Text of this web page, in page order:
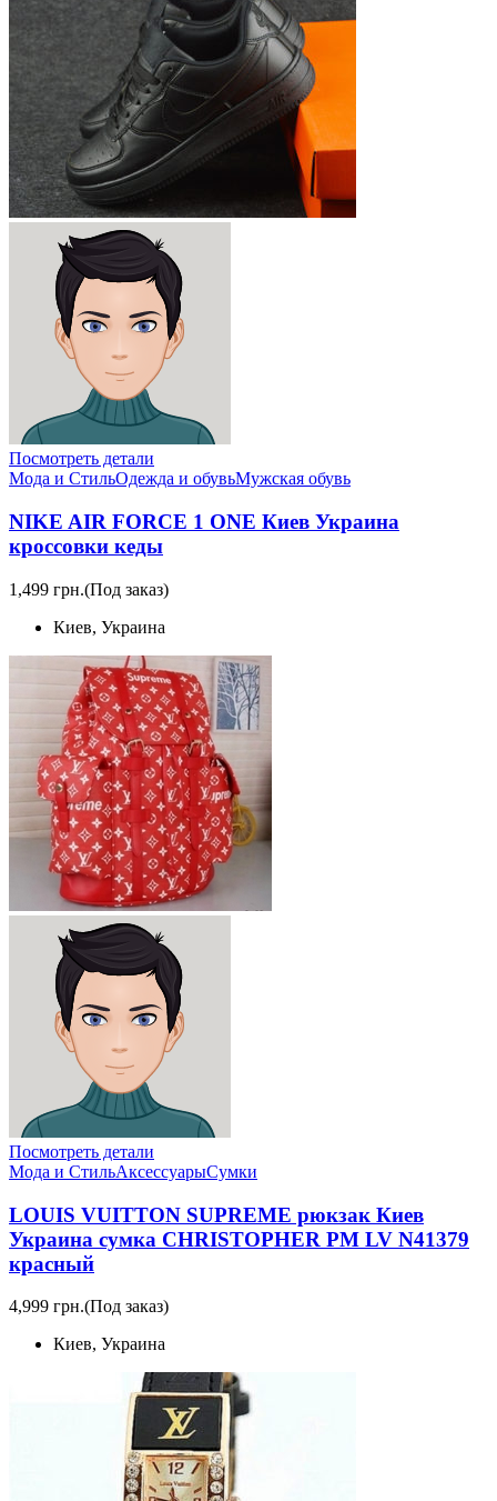
Посмотреть детали
Мода и СтильОдежда и обувьМужская обувь
NIKE AIR FORCE 1 ONE Киев Украина
кроссовки кеды
1,499 грн.(Под заказ)
Киев, Украина
Посмотреть детали
Мода и СтильАксессуарыСумки
LOUIS VUITTON SUPREME рюкзак Киев
Украина сумка CHRISTOPHER PM LV N41379
красный
4,999 грн.(Под заказ)
Киев, Украина